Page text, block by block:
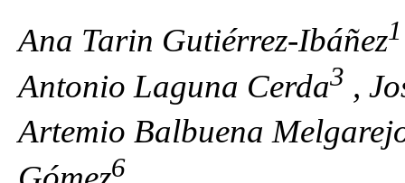
Ana Tarin Gutiérrez-Ibáñez1
Antonio Laguna Cerda3 ,
Artemio Balbuena
6